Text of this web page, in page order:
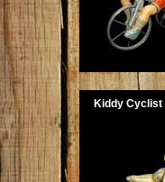
Kiddy Cyclist